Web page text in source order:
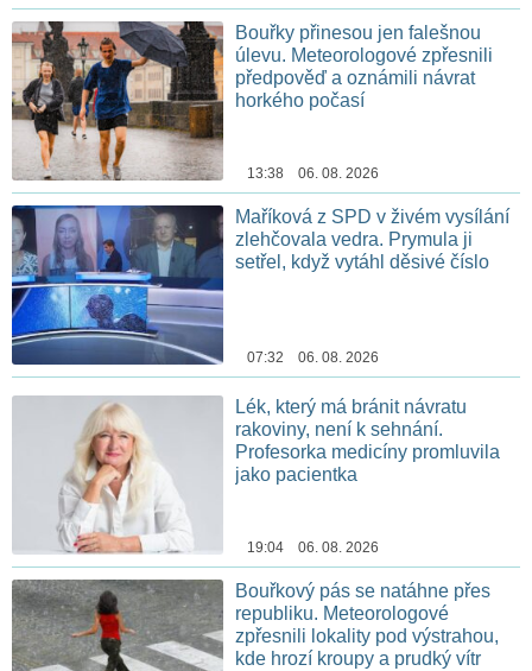
Bouřky přinesou jen falešnou
úlevu. Meteorologové zpřesnili
předpověď a oznámili návrat
horkého počasí
13:38 06. 08. 2026
Maříková z SPD v živém vysílání
zlehčovala vedra. Prymula ji
setřel, když vytáhl děsivé číslo
07:32 06. 08. 2026
Lék, který má bránit návratu
rakoviny, není k sehnání.
Profesorka medicíny promluvila
jako pacientka
19:04 06. 08. 2026
Bouřkový pás se natáhne přes
republiku. Meteorologové
zpřesnili lokality pod výstrahou,
kde hrozí kroupy a prudký vítr